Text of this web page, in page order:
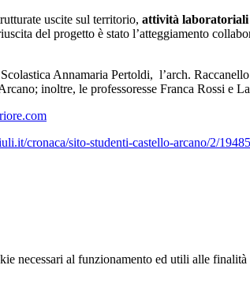
uscite sul territorio, attività laboratoriali
del progetto è stato l’atteggiamento
Annamaria Pertoldi, l’arch.
inoltre, le professoresse Franca Rossi e
cronaca/sito-studenti-castello-arcano/2/
necessari al funzionamento ed utili alle finalità